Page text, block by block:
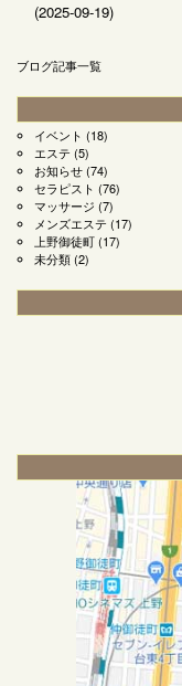
(2025-09-19)
ブログ記事一覧
イベント (18)
エステ (5)
お知らせ(74)
セラピスト (76)
マッサージ (7)
メンズエステ (17)
上野御徒町(17)
未分類(2)